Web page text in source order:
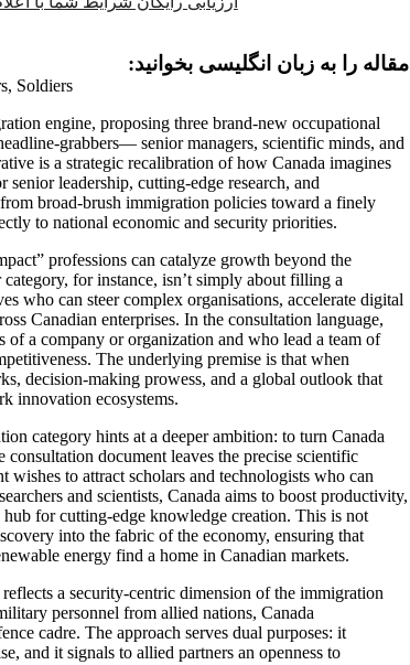
مقاله را به زبان انگلیسی بخوانید:
Soldiers
engine, proposing three brand‑new occupational
senior managers, scientific minds, and
is a strategic recalibration of how Canada imagines
leadership, cutting‑edge research, and
broad‑brush immigration policies toward a finely
to national economic and security priorities.
professions can catalyze growth beyond the
for instance, isn’t simply about filling a
who can steer complex organisations, accelerate digital
Canadian enterprises. In the consultation language,
of a company or organization and who lead a team of
The underlying premise is that when
decision‑making prowess, and a global outlook that
innovation ecosystems.
category hints at a deeper ambition: to turn Canada
document leaves the precise scientific
to attract scholars and technologists who can
and scientists, Canada aims to boost productivity,
for cutting‑edge knowledge creation. This is not
into the fabric of the economy, ensuring that
energy find a home in Canadian markets.
a security‑centric dimension of the immigration
personnel from allied nations, Canada
cadre. The approach serves dual purposes: it
and it signals to allied partners an openness to